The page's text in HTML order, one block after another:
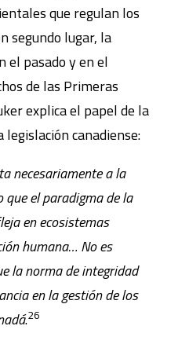
que regulan los
segundo lugar, la
el pasado y en el
de las Primeras
explica el papel de la
canadiense:
necesariamente a la
que el paradigma de la
en ecosistemas
humana… No es
la norma de integridad
en la gestión de los
.26